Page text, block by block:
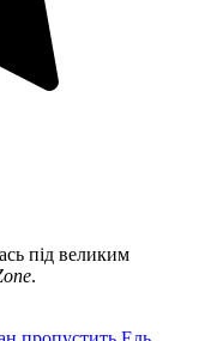
під великим
.